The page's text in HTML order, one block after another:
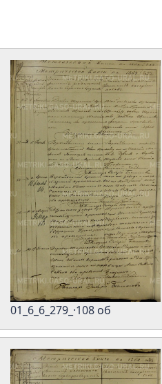
01_6_6_279_·108 об